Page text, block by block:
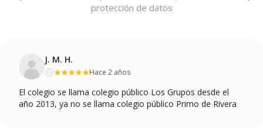
protección de datos
J. M. H.
Hace 2 años
El colegio se llama colegio público Los Grupos desde el
año 2013, ya no se llama colegio público Primo de Rivera